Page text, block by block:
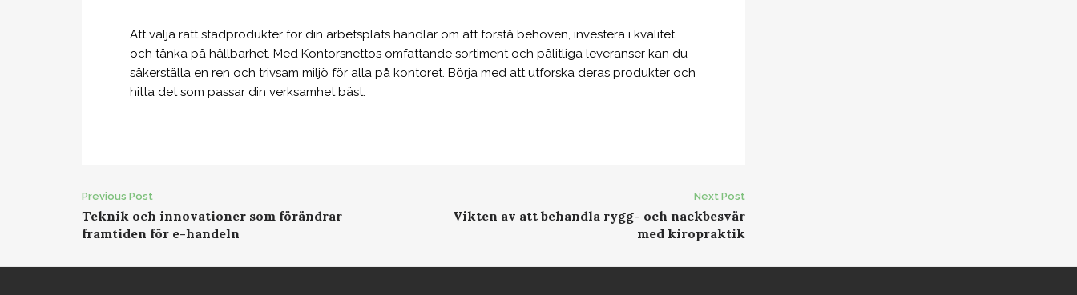
Att välja rätt städprodukter för din arbetsplats handlar om att förstå behoven, investera i kvalitet
och tänka på hållbarhet. Med Kontorsnettos omfattande sortiment och pålitliga leveranser kan du
säkerställa en ren och trivsam miljö för alla på kontoret. Börja med att utforska deras produkter och
hitta det som passar din verksamhet bäst.
P
Previous Post
Teknik och innovationer som förändrar
framtiden för e-handeln
Next Post
Vikten av att behandla rygg- och nackbesvär
med kiropraktik